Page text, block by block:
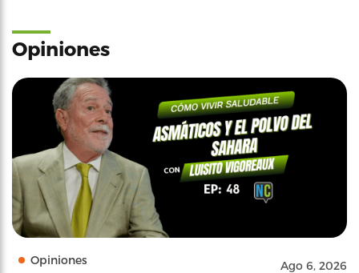
Opiniones
Opiniones Ago 6, 2026